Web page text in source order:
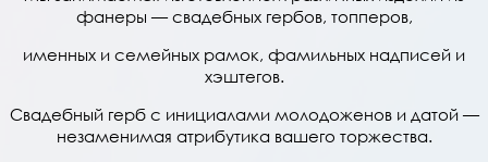
фанеры — свадебных гербов, топперов,
именных и семейных рамок, фамильных надписей и
хэштегов.
Свадебный герб с инициалами молодоженов и датой —
незаменимая атрибутика вашего торжества.